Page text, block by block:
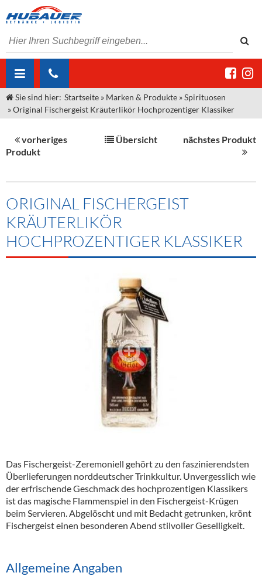
ÜBER UNS
Unser Liefergebiet
Kontakt
Angebote Gastronomie & Großhandel
Neuigkeiten
Termine
MARKEN & PRODUKTE
Sirup
Spirituosen
Bier
Hygieneartikel & Desinfektion
Kommisionskauf & Lieferbedingungen
Fremddienstleistungen
Sie sind hier: Startseite » Marken & Produkte »Spirituosen
»Original Fischergeist Kräuterlikör Hochprozentiger Klassiker
vorheriges
Produkt
Übersicht nächstes Produkt
ORIGINAL FISCHERGEIST
KRÄUTERLIKÖR
HOCHPROZENTIGER KLASSIKER
Das Fischergeist-Zeremoniell gehört zu den faszinierendsten
Überlieferungen norddeutscher Trinkkultur. Unvergesslich wie
der erfrischende Geschmack des hochprozentigen Klassikers
ist das magische Flammenspiel in den Fischergeist-Krügen
beim Servieren. Abgelöscht und mit Bedacht getrunken, krönt
Fischergeist einen besonderen Abend stilvoller Geselligkeit.
Allgemeine Angaben